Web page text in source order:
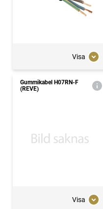
Visa
Gummikabel H07RN-F
(REVE)
Visa